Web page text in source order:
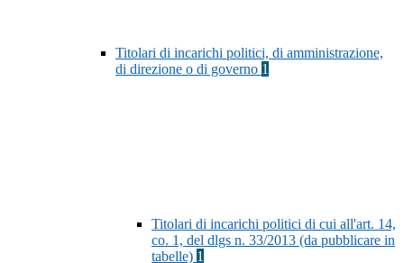
Titolari di incarichi politici, di amministrazione,
di direzione o di governo 1
Titolari di incarichi politici di cui all'art. 14,
co. 1, del dlgs n. 33/2013 (da pubblicare in
tabelle) 1